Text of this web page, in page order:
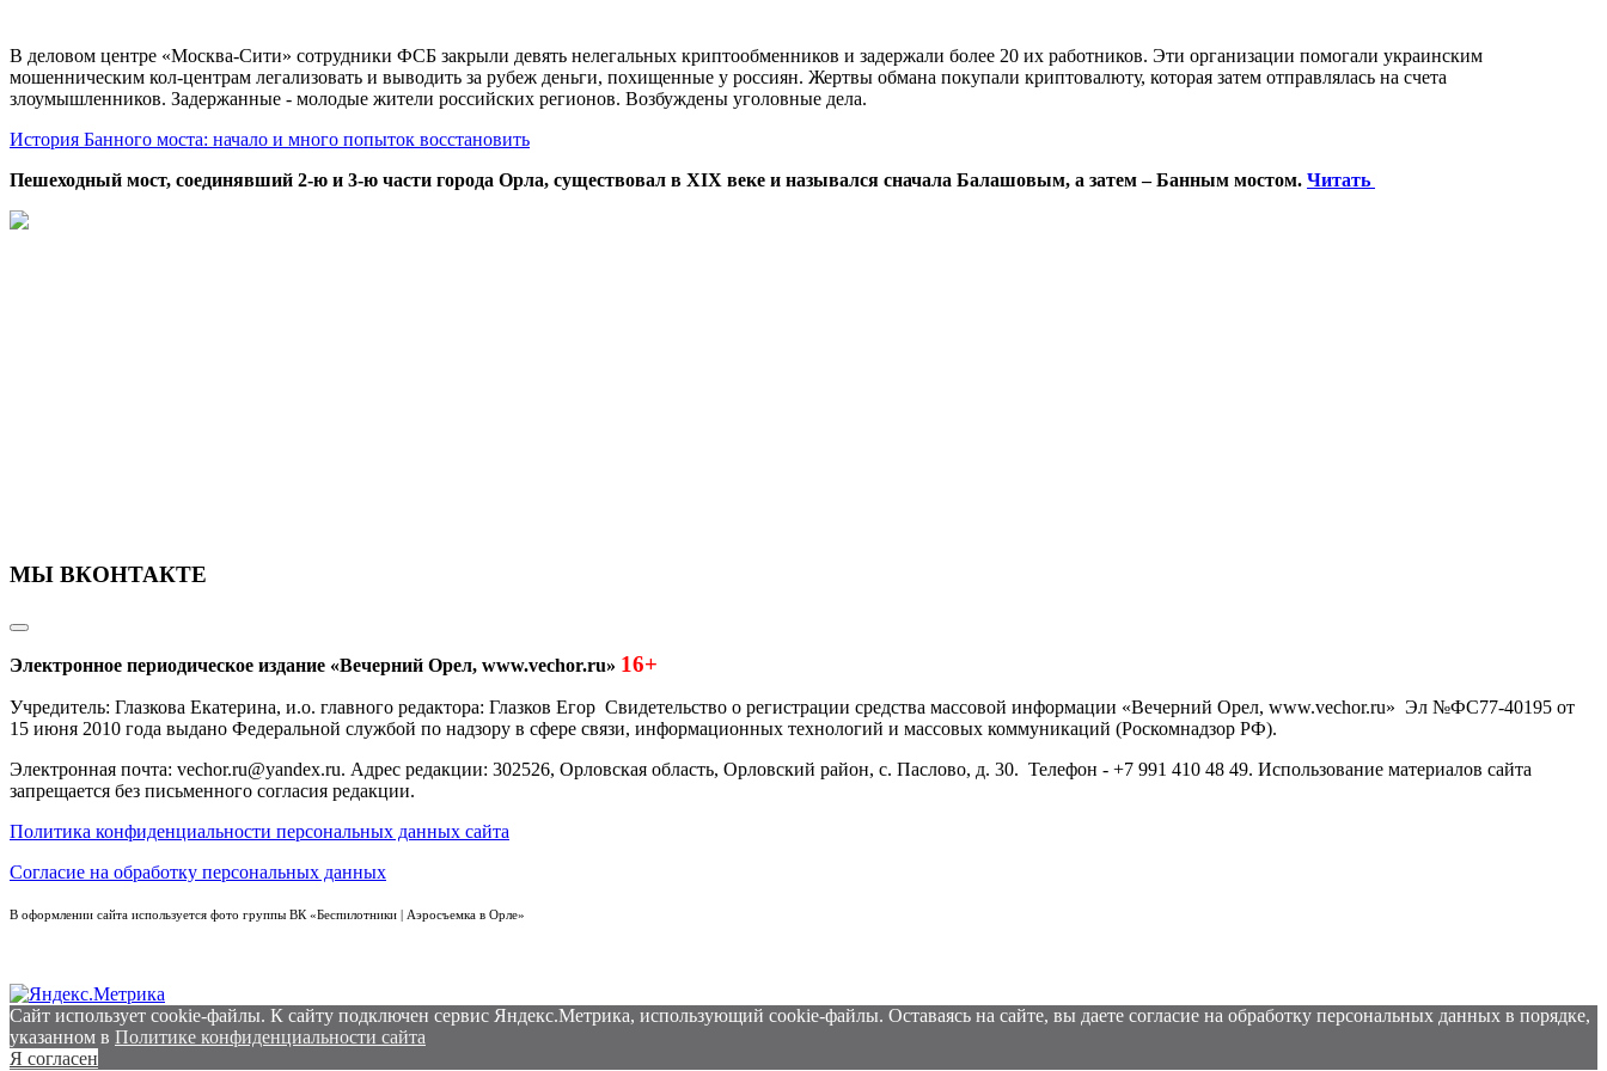
В деловом центре «Москва-Сити» сотрудники ФСБ закрыли девять нелегальных криптообменников и задержали более 20 их работников. Эти организации помогали украинским
мошенническим кол-центрам легализовать и выводить за рубеж деньги, похищенные у россиян. Жертвы обмана покупали криптовалюту, которая затем отправлялась на счета
злоумышленников. Задержанные - молодые жители российских регионов. Возбуждены уголовные дела.
История Банного моста: начало и много попыток восстановить
Пешеходный мост, соединявший 2-ю и 3-ю части города Орла, существовал в XIX веке и назывался сначала Балашовым, а затем – Банным мостом. Читать
МЫ ВКОНТАКТЕ
Электронное периодическое издание «Вечерний Орел, www.vechor.ru» 16+
Учредитель: Глазкова Екатерина, и.о. главного редактора: Глазков Егор Свидетельство о регистрации средства массовой информации «Вечерний Орел, www.vechor.ru» Эл №ФС77-40195 от
15 июня 2010 года выдано Федеральной службой по надзору в сфере связи, информационных технологий и массовых коммуникаций (Роскомнадзор РФ).
Электронная почта: vechor.ru@yandex.ru. Адрес редакции: 302526, Орловская область, Орловский район, с. Паслово, д. 30. Телефон - +7 991 410 48 49. Использование материалов сайта
запрещается без письменного согласия редакции.
Политика конфиденциальности персональных данных сайта
Согласие на обработку персональных данных
В оформлении сайта используется фото группы ВК «Беспилотники | Аэросъемка в Орле»
Сайт использует cookie-файлы. К cайту подключен сервис Яндекс.Метрика, использующий cookie-файлы. Оставаясь на сайте, вы даете согласие на обработку персональных данных в порядке,
указанном в Политике конфиденциальности сайта
Я согласен